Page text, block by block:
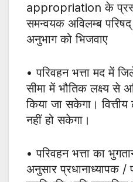
appropriation के
समन्वयक अविलम्ब
अनुभाग को भिजवाए
• परिवहन भत्ता मद में
सीमा में भौतिक लक्ष्य से
किया जा सकेगा। वित्तीय
नहीं हो सकेगा।
• परिवहन भत्ता का
अनुसार प्रधानाध्यापक /